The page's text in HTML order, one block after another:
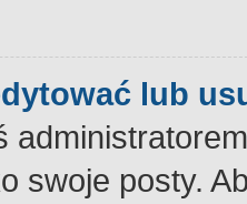
lub
swoje posty.